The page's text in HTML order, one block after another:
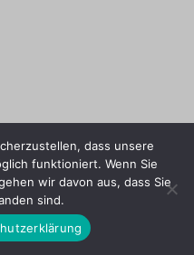
dass unsere
funktioniert. Wenn Sie
wir davon aus, dass Sie
sind.